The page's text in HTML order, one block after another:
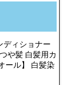
ディショナー
や髪 白髪用カ
ール】 白髪染